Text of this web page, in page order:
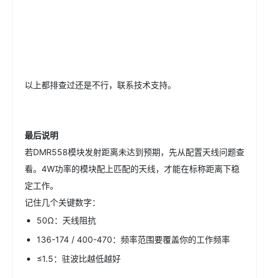
以上都排查过还是不行，联系技术支持。
最后说明
若DMR558模块发射距离未达到预期，先从配置天线问题查
看。4W功率的模块配上匹配的天线，才能在标称距离下稳
定工作。
记住几个关键数字：
50Ω：天线阻抗
136-174 / 400-470：频率范围要覆盖你的工作频率
≤1.5：驻波比越低越好